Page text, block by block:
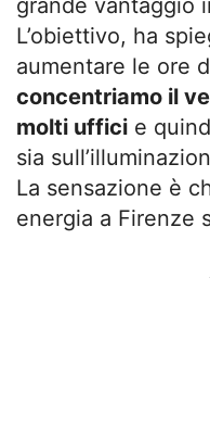
L’obiettivo, ha
aumentare le ore
concentriamo il
molti uffici e
sia
La sensazione è
energia a Firenze